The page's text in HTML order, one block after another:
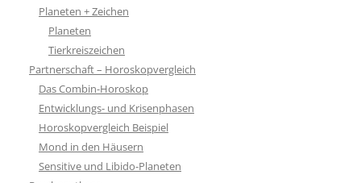
Planeten + Zeichen
Planeten
Tierkreiszeichen
Partnerschaft – Horoskopvergleich
Das Combin-Horoskop
Entwicklungs- und Krisenphasen
Horoskopvergleich Beispiel
Mond in den Häusern
Sensitive und Libido-Planeten